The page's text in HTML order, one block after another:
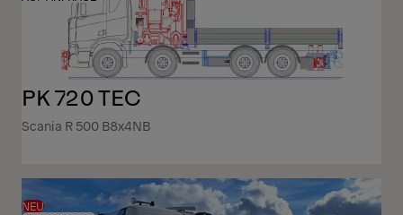
PK 720 TEC
Scania R 500 B8x4NB
NEU